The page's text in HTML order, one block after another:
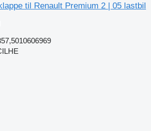
til Renault Premium 2 | 05 lastbil